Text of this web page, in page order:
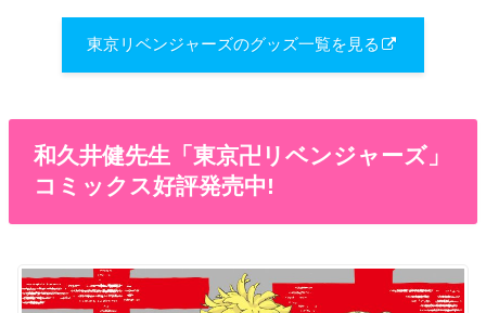
東京リベンジャーズのグッズ一覧を見る
和久井健先生「東京卍リベンジャーズ」
コミックス好評発売中!